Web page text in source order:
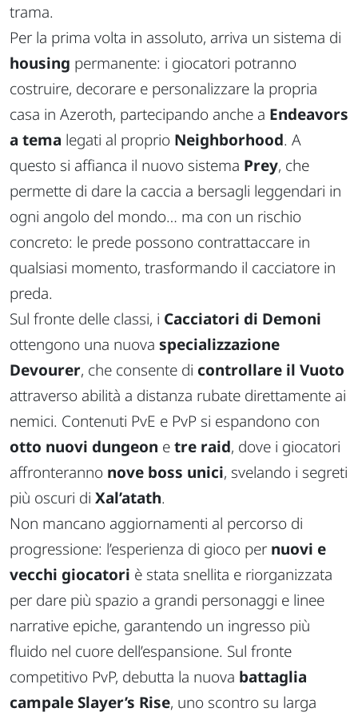
trama.
Per la prima volta in assoluto, arriva un sistema di
housing permanente: i giocatori potranno
costruire, decorare e personalizzare la propria
casa in Azeroth, partecipando anche a Endeavors
a tema legati al proprio Neighborhood. A
questo si affianca il nuovo sistema Prey, che
permette di dare la caccia a bersagli leggendari in
ogni angolo del mondo… ma con un rischio
concreto: le prede possono contrattaccare in
qualsiasi momento, trasformando il cacciatore in
preda.
Sul fronte delle classi, i Cacciatori di Demoni
ottengono una nuova specializzazione
Devourer, che consente di controllare il Vuoto
attraverso abilità a distanza rubate direttamente ai
nemici. Contenuti PvE e PvP si espandono con
otto nuovi dungeon etre raid, dove i giocatori
affronteranno nove boss unici, svelando i segreti
più oscuri di Xal’atath.
Non mancano aggiornamenti al percorso di
progressione: l’esperienza di gioco per nuovi e
vecchi giocatori è stata snellita e riorganizzata
per dare più spazio a grandi personaggi e linee
narrative epiche, garantendo un ingresso più
fluido nel cuore dell’espansione. Sul fronte
competitivo PvP, debutta la nuova battaglia
campale Slayer’s Rise, uno scontro su larga